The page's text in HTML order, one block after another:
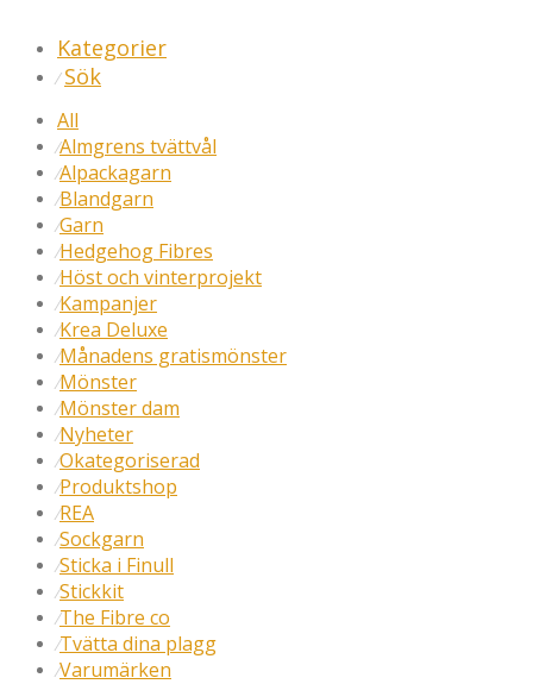
Kategorier
⁄ Sök
All
⁄Almgrens tvättvål
⁄Alpackagarn
⁄Blandgarn
⁄Garn
⁄Hedgehog Fibres
⁄Höst och vinterprojekt
⁄Kampanjer
⁄Krea Deluxe
⁄Månadens gratismönster
⁄Mönster
⁄Mönster dam
⁄Nyheter
⁄Okategoriserad
⁄Produktshop
⁄REA
⁄Sockgarn
⁄Sticka i Finull
⁄Stickkit
⁄The Fibre co
⁄Tvätta dina plagg
⁄Varumärken